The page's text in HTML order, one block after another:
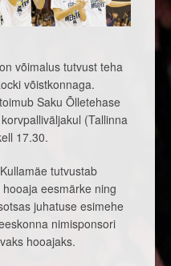
võimalus tutvust teha
võistkonnaga.
Saku Õlletehase
(Tallinna
17.30.
tutvustab
eesmärke ning
juhatuse esimehe
nimisponsori
hooajaks.